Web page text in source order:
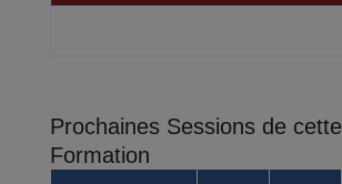
Prochaines Sessions de cette
Formation